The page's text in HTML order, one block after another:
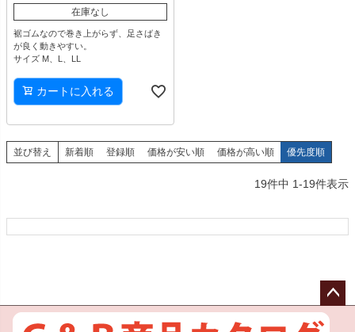
在庫なし
裾ゴムなので巻き上がらず、足さばき
が良く動きやすい。
サイズ M、L、LL
カートに入れる
並び替え 新着順 登録順 価格が安い順 価格が高い順 優先度順
19件中 1-19件表示
ペー